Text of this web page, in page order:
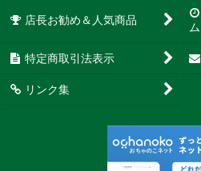
店長お勧め＆人気商品
ム
特定商取引法表示
リンク集